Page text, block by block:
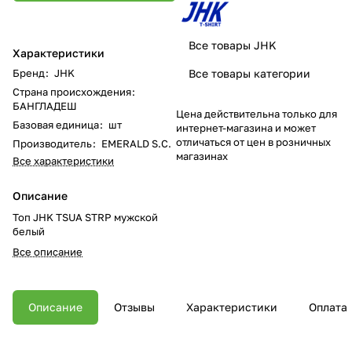
Характеристики
Бренд: JHK
Страна происхождения:
БАНГЛАДЕШ
Базовая единица: шт
Производитель: EMERALD S.C.
Все характеристики
Описание
Топ JHK TSUA STRP мужской
белый
Все описание
Все товары JHK
Все товары категории
Цена действительна только для
интернет-магазина и может
отличаться от цен в розничных
магазинах
Описание Отзывы Характеристики Оплата